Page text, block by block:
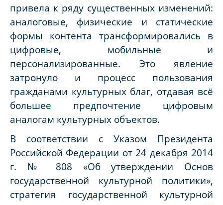
привела к ряду существенных изменений:
аналоговые, физические и статические
формы контента трансформировались в
цифровые, мобильные и
персонализированные. Это явление
затронуло и процесс пользования
гражданами культурных благ, отдавая всё
большее предпочтение цифровым
аналогам культурных объектов.
В соответствии с Указом Президента
Российской Федерации от 24 декабря 2014
г. № 808 «Об утверждении Основ
государственной культурной политики»,
стратегия государственной культурной